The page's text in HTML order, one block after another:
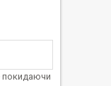
покидаючи